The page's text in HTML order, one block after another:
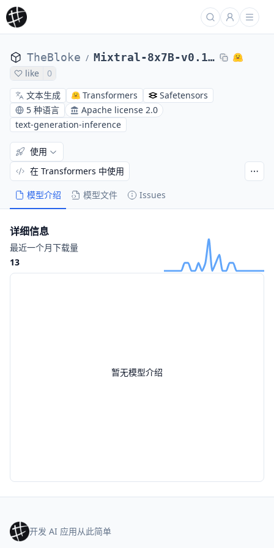
TheBloke / Mixtral-8x7B-v0.1-GPTQ
like
0
文本生成
Transformers
Safetensors
5 种语言
Apache license 2.0
text-generation-inference
模型介绍 模型文件 Issues
使用
在 Transformers 中使用
暂无模型介绍
详细信息
最近一个月下载量
13
开发 AI 应用从此简单